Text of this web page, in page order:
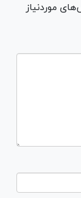
موردنیاز